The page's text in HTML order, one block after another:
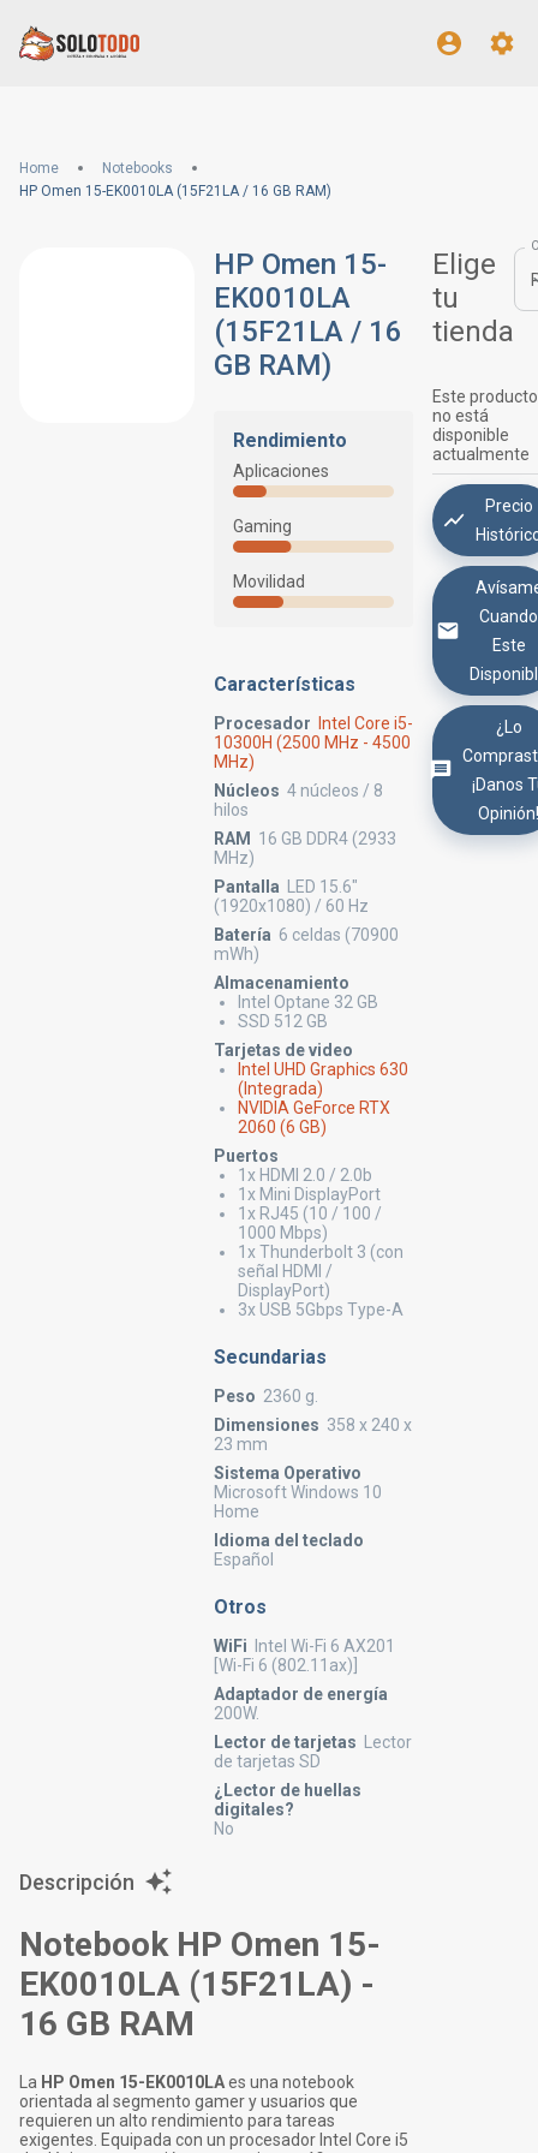
Home
Notebooks
HP Omen 15-EK0010LA (15F21LA / 16 GB RAM)
HP Omen 15-
EK0010LA
(15F21LA / 16
GB RAM)
Rendimiento
Aplicaciones
Gaming
Movilidad
Características
Procesador
Intel Core i5-
10300H (2500 MHz - 4500
MHz)
Núcleos 4 núcleos / 8
hilos
RAM
16 GB DDR4 (2933
MHz)
Pantalla
LED 15.6"
(1920x1080) / 60 Hz
Batería 6 celdas (70900
mWh)
Almacenamiento
Intel Optane 32 GB
SSD 512 GB
Tarjetas de video
Intel UHD Graphics 630
(Integrada)
NVIDIA GeForce RTX
2060 (6 GB)
Puertos
1x HDMI 2.0 / 2.0b
1x Mini DisplayPort
1x RJ45 (10 / 100 /
1000 Mbps)
1x Thunderbolt 3 (con
señal HDMI /
DisplayPort)
3x USB 5Gbps Type-A
Secundarias
Peso 2360 g.
Dimensiones 358 x 240 x
23 mm
Sistema Operativo
Microsoft Windows 10
Home
Idioma del teclado
Español
Otros
WiFi
Intel Wi-Fi 6 AX201
[Wi-Fi 6 (802.11ax)]
Adaptador de energía
200W.
Lector de tarjetas
Lector
de tarjetas SD
¿Lector de huellas
digitales?
No
Elige
tu
tienda
Este producto
no está
disponible
actualmente
Precio
Cuando
Este
¿Lo
¡Danos
Descripción
Notebook HP Omen 15-
EK0010LA (15F21LA) -
16 GB RAM
La HP Omen 15-EK0010LAes una notebook
orientada al segmento gamer y usuarios que
requieren un alto rendimiento para tareas
exigentes. Equipada con un procesador Intel Core i5